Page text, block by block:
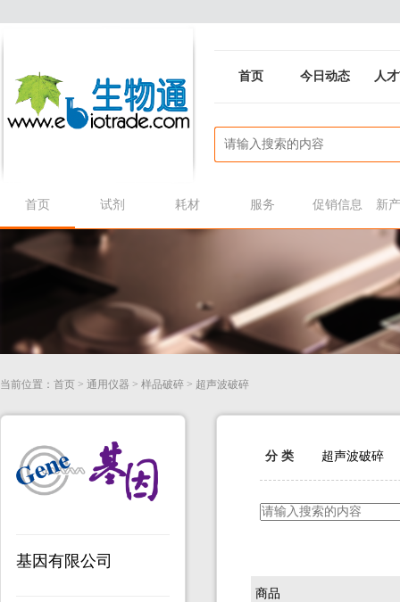
首页 今日动态 人
首页 试剂 耗材 服务 促销信息 新
当前位置： 首页 > 通用仪器 > 样品破碎 > 超声波破碎
基因有限公司
分 类 超声波破碎
商品